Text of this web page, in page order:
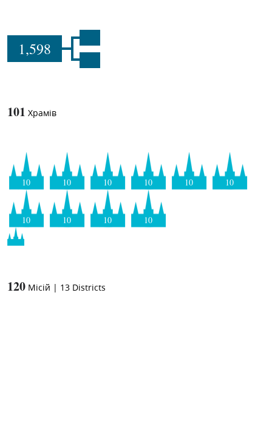
1,598
101 Храмів
10 10 10 10 10 10
10 10 10 10
120 Місій | 13 Districts